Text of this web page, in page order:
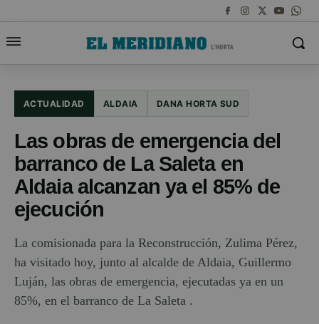
ACTUALIDAD ALDAIA DANA HORTA SUD
Las obras de emergencia del
barranco de La Saleta en
Aldaia alcanzan ya el 85% de
ejecución
La comisionada para la Reconstrucción, Zulima Pérez,
ha visitado hoy, junto al alcalde de Aldaia, Guillermo
Luján, las obras de emergencia, ejecutadas ya en un
85%, en el barranco de La Saleta .